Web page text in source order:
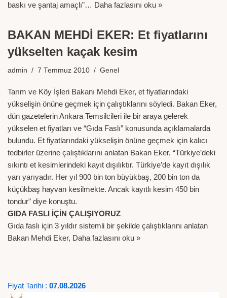
baskı ve şantaj amaçlı”… Daha fazlasını oku »
BAKAN MEHDİ EKER: Et fiyatlarını
yükselten kaçak kesim
admin 7 Temmuz 2010 Genel
Tarım ve Köy İşleri Bakanı Mehdi Eker, et fiyatlarındaki
yükselişin önüne geçmek için çalıştıklarını söyledi. Bakan Eker,
dün gazetelerin Ankara Temsilcileri ile bir araya gelerek
yükselen et fiyatları ve “Gıda Faslı” konusunda açıklamalarda
bulundu. Et fiyatlarındaki yükselişin önüne geçmek için kalıcı
tedbirler üzerine çalıştıklarını anlatan Bakan Eker, “Türkiye’deki
sıkıntı et kesimlerindeki kayıt dışılıktır. Türkiye’de kayıt dışılık
yarı yarıyadır. Her yıl 900 bin ton büyükbaş, 200 bin ton da
küçükbaş hayvan kesilmekte. Ancak kayıtlı kesim 450 bin
tondur” diye konuştu.
GIDA FASLI İÇİN ÇALIŞIYORUZ
Gıda faslı için 3 yıldır sistemli bir şekilde çalıştıklarını anlatan
Bakan Mehdi Eker, Daha fazlasını oku »
Fiyat Tarihi : 07.08.2026